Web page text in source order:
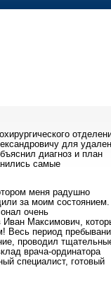
для
диагноз и план
самые
меня радушно
за моим состоянием.
очень
Максимович,
Весь период
проводил
врача-ординатора
специалист, готовый